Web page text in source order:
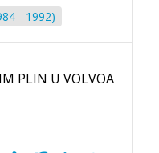
- 1992)
PLIN U VOLVOA